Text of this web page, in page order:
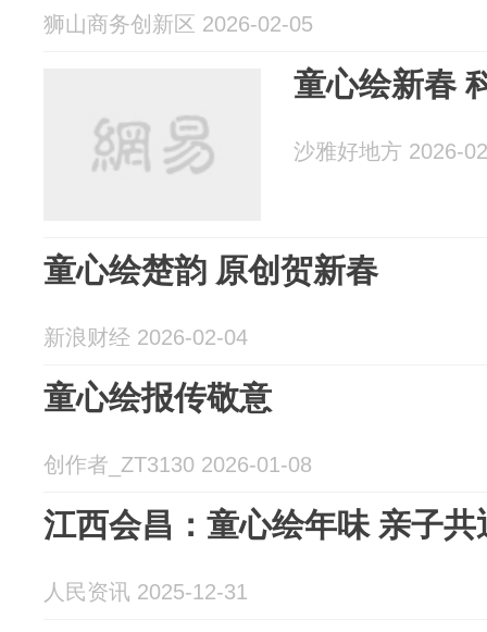
狮山商务创新区 2026-02-05
童心绘新春
沙雅好地方 2026-
童心绘楚韵 原创贺新春
新浪财经 2026-02-04
童心绘报传敬意
创作者_ZT3130 2026-01-08
江西会昌：童心绘年味 亲子共
人民资讯 2025-12-31